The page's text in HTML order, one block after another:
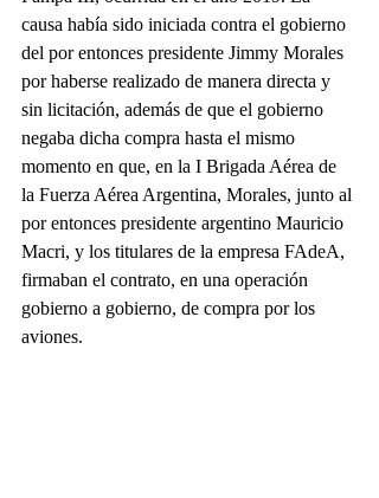
causa había sido iniciada contra el gobierno
del por entonces presidente Jimmy Morales
por haberse realizado de manera directa y
sin licitación, además de que el gobierno
negaba dicha compra hasta el mismo
momento en que, en la I Brigada Aérea de
la Fuerza Aérea Argentina, Morales, junto al
por entonces presidente argentino Mauricio
Macri, y los titulares de la empresa FAdeA,
firmaban el contrato, en una operación
gobierno a gobierno, de compra por los
aviones.